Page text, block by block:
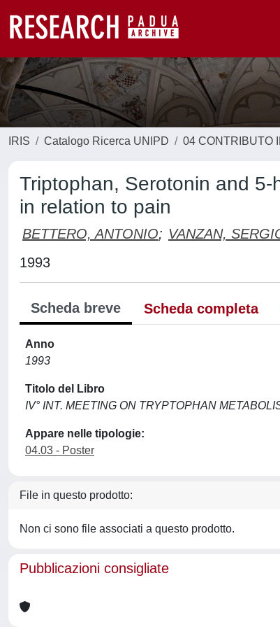
IRIS Catalogo Ricerca UNIPD 04 CONTRIBUTO
Triptophan, Serotonin and
in relation to pain
BETTERO, ANTONIO; VANZAN,
1993
Scheda breve Scheda completa
Anno
1993
Titolo del Libro
IV° INT. MEETING ON TRYPTOPHAN
Appare nelle tipologie:
04.03 - Poster
File in questo prodotto:
Non ci sono file associati a questo prodotto.
Pubblicazioni consigliate